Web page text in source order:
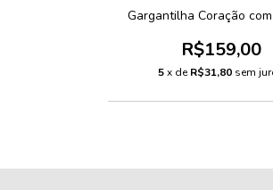
Gargantilha Coração
R$159,00
5 x deR$31,80 sem